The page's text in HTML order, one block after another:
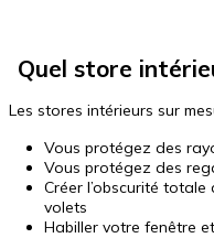
Quel store
Les stores intérieurs sur
Vous protégez des
Vous protégez des
Créer l’obscurité
volets
Habiller votre fenêtre